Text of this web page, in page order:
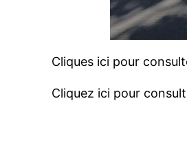
Cliques ici pour
Cliquez ici pour